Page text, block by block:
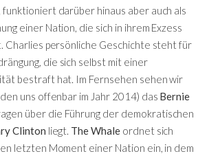
darüber hinaus aber auch als
einer Nation, die sich in ihrem Exzess
Charlies persönliche Geschichte steht für
die sich selbst mit einer
bestraft hat. Im Fernsehen sehen wir
uns offenbar im Jahr 2014) das Bernie
über die Führung der demokratischen
Clinton liegt. The Whaleordnet sich
letzten Moment einer Nation ein, in dem